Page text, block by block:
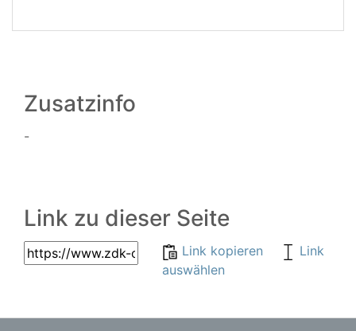
Zusatzinfo
-
Link zu dieser Seite
Link kopieren
Link
auswählen